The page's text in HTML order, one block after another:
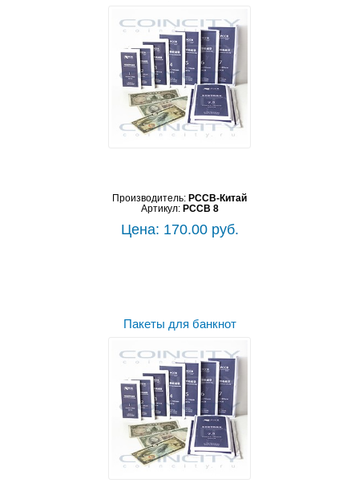
Производитель: PCCB-Китай
Артикул: PCCB 8
Цена: 170.00 руб.
Пакеты для банкнот